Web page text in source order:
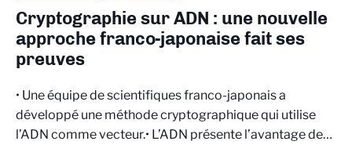
Cryptographie sur ADN : une nouvelle
approche franco-japonaise fait ses
preuves
• Une équipe de scientifiques franco-japonais a
développé une méthode cryptographique qui utilise
l’ADN comme vecteur.• L’ADN présente l’avantage de…